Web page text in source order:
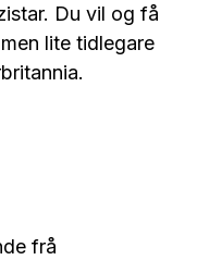
Du vil og få
lite tidlegare
frå